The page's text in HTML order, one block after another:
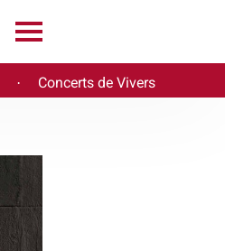
· Concerts de Vivers